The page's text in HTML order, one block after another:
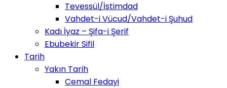
Tevessül/İstimdad
Vahdet-i Vücud/Vahdet-i Şuhud
Kadı İyaz – Şifa-i Şerif
Ebubekir Sifil
Tarih
Yakın Tarih
Cemal Fedayi